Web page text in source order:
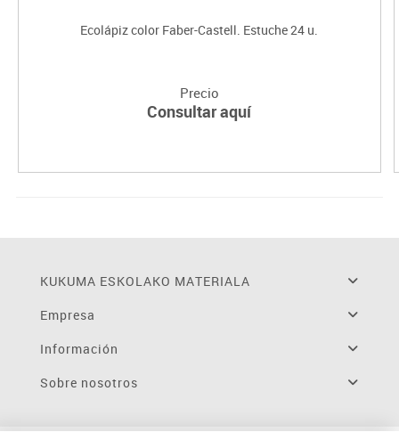
Ecolápiz color Faber-Castell. Estuche 24 u.
Precio
Consultar aquí
KUKUMA ESKOLAKO MATERIALA
Empresa
Información
Sobre nosotros